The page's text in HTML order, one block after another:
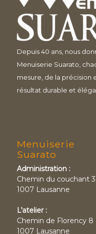
Depuis 40 ans, nous
Menuiserie Suarato,
mesure, de la précision
résultat durable et
Menuiserie
Suarato
Administration :
Chemin du couchant
1007 Lausanne
L’atelier :
Chemin de Florency 8
1007 Lausanne